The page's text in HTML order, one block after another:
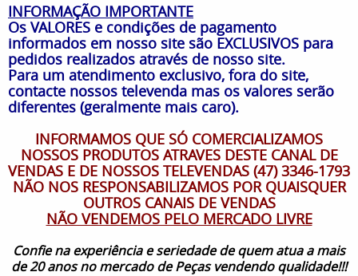
INFORMAÇÃO IMPORTANTE
Os VALORES e condições de pagamento
informados em nosso site são EXCLUSIVOS para
pedidos realizados através de nosso site.
Para um atendimento exclusivo, fora do site,
contacte nossos televenda mas os valores serão
diferentes (geralmente mais caro).
INFORMAMOS QUE SÓ COMERCIALIZAMOS
NOSSOS PRODUTOS ATRAVES DESTE CANAL DE
VENDAS E DE NOSSOS TELEVENDAS (47) 3346-1793
NÃO NOS RESPONSABILIZAMOS POR QUAISQUER
OUTROS CANAIS DE VENDAS
NÃO VENDEMOS PELO MERCADO LIVRE
Confie na experiência e seriedade de quem atua a mais
de 20 anos no mercado de Peças vendendo qualidade!!!